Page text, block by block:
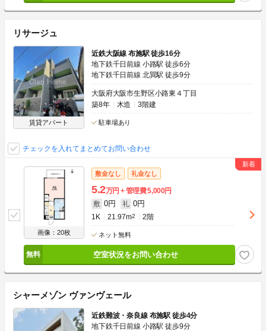
リサージュ
賃貸アパート
近鉄大阪線 布施駅 徒歩16分
地下鉄千日前線 小路駅 徒歩6分
地下鉄千日前線 北巽駅 徒歩9分
大阪府大阪市生野区小路東４丁目
築8年
木造 3階建
駐車場あり
チェックを入れてまとめてお問い合わせ
画像：20枚
敷金なし 礼金なし
5.2万円 管理費5,000円
敷 0円 礼 0円
1K 21.97m2 2階
ネット無料
空室状況をお問い合わせ
シャーメゾン ヴァンヴェール
近鉄難波・奈良線 布施駅 徒歩4分
地下鉄千日前線 小路駅 徒歩9分